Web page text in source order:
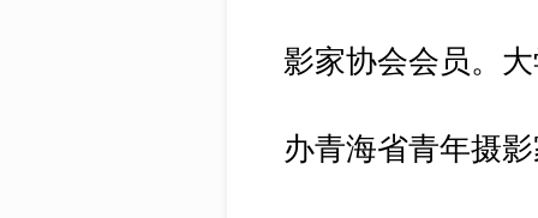
影家协会会员。
办青海省青年摄